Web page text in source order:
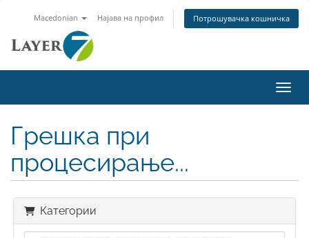
Macedonian Најава на профил Потрошувачка кошничка
Грешка при
процесирање...
Категории